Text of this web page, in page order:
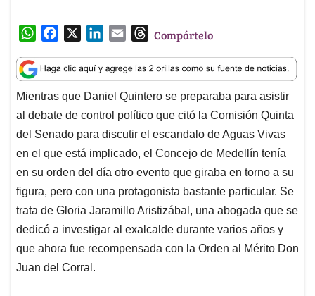
W
a
t
s
A
p
p
c
e
b
o
o
k
n
k
e
d
I
n
a
i
l
T
r
e
a
d
s
Compártelo
Mientras que Daniel Quintero se preparaba para asistir
al debate de control político que citó la Comisión Quinta
del Senado para discutir el escandalo de Aguas Vivas
en el que está implicado, el Concejo de Medellín tenía
en su orden del día otro evento que giraba en torno a su
figura, pero con una protagonista bastante particular. Se
trata de Gloria Jaramillo Aristizábal, una abogada que se
dedicó a investigar al exalcalde durante varios años y
que ahora fue recompensada con la Orden al Mérito Don
Juan del Corral.